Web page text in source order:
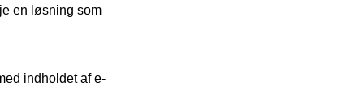
en løsning som
indholdet af e-